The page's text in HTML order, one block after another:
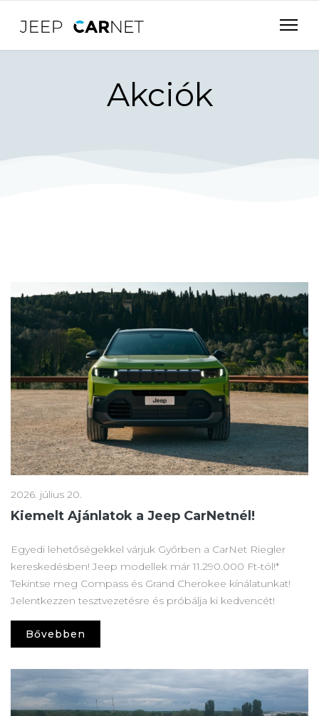
Akciók
2026. július 20.
Kiemelt Ajánlatok a Jeep CarNetnél!
Egyedi lehetőségekkel várjuk Győrben a CarNet Riegler
kereskedésben! Jeep modellek már 11.290.000 Ft-tól!*
Tekintse meg Compass és Grand Cherokee kínálatunkat!
Jelentkezzen tesztvezetésre és próbálja ki kedvencét!
Bővebben